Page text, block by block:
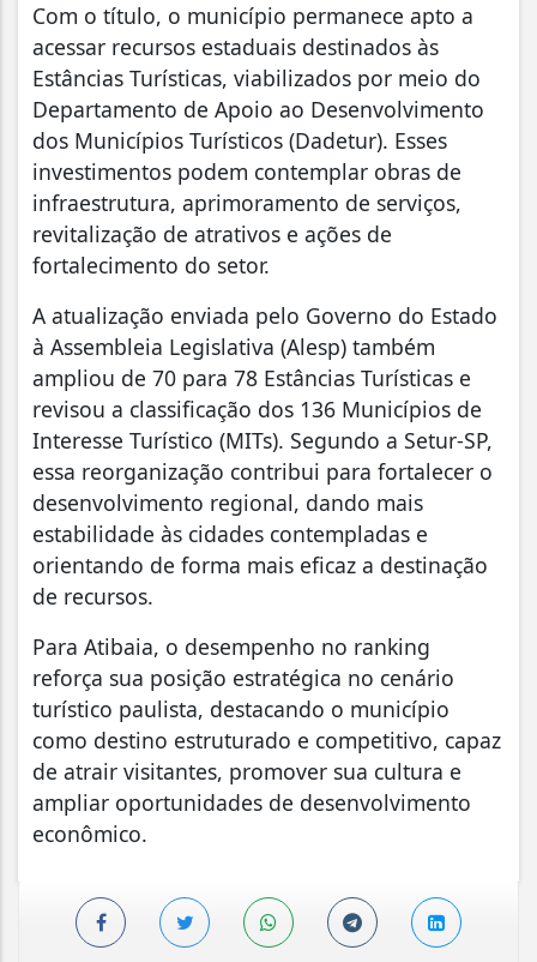
Com o título, o município permanece apto a
acessar recursos estaduais destinados às
Estâncias Turísticas, viabilizados por meio do
Departamento de Apoio ao Desenvolvimento
dos Municípios Turísticos (Dadetur). Esses
investimentos podem contemplar obras de
infraestrutura, aprimoramento de serviços,
revitalização de atrativos e ações de
fortalecimento do setor.
A atualização enviada pelo Governo do Estado
à Assembleia Legislativa (Alesp) também
ampliou de 70 para 78 Estâncias Turísticas e
revisou a classificação dos 136 Municípios de
Interesse Turístico (MITs). Segundo a Setur-SP,
essa reorganização contribui para fortalecer o
desenvolvimento regional, dando mais
estabilidade às cidades contempladas e
orientando de forma mais eficaz a destinação
de recursos.
Para Atibaia, o desempenho no ranking
reforça sua posição estratégica no cenário
turístico paulista, destacando o município
como destino estruturado e competitivo, capaz
de atrair visitantes, promover sua cultura e
ampliar oportunidades de desenvolvimento
econômico.